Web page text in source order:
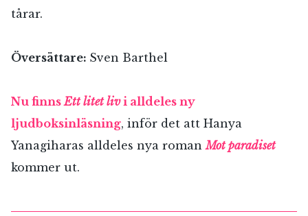
tårar.
Översättare: Sven Barthel
Nu finnsEtt litet livi alldeles ny
ljudboksinläsning, inför det att Hanya
Yanagiharas alldeles nya romanMot paradiset
kommer ut.